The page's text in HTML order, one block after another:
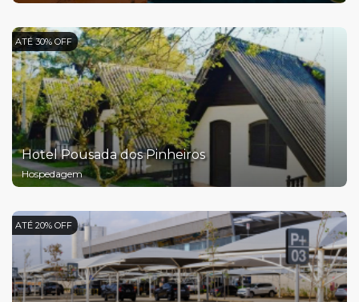
ATÉ 30% OFF
Hotel Pousada dos Pinheiros
Hospedagem
ATÉ 20% OFF